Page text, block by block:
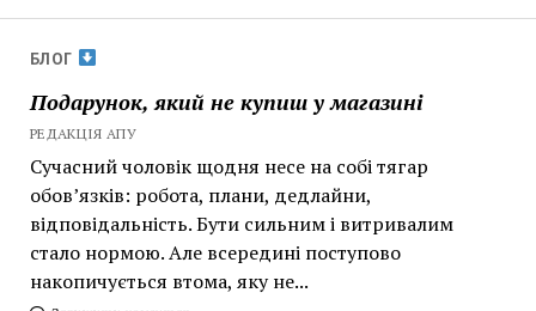
БЛОГ
Подарунок, який не купиш у магазині
РЕДАКЦІЯ АПУ
Сучасний чоловік щодня несе на собі тягар
обов’язків: робота, плани, дедлайни,
відповідальність. Бути сильним і витривалим
стало нормою. Але всередині поступово
накопичується втома, яку не...